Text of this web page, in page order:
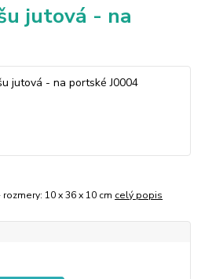
jutová - na
10 x 36 x 10 cm celý popis